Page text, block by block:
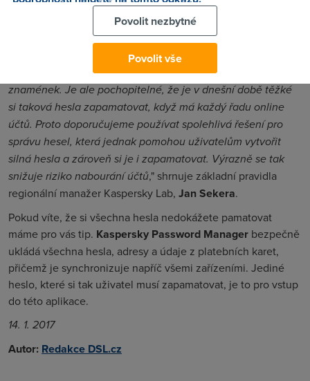
zapisují do diářů nebo notýsků.
Lidé stále dělají zbytečné chyby, co se týče online hesel.
Nejlepší heslo přitom nenajdete ve slovníku. Skládá se totiž
z malých a velkých písmen, čísel a interpunkčních
znamének. Je ale pochopitelné, že je v dnešní době těžké
si taková hesla zapamatovat, když má každý řadu online
účtů. Proto doporučujeme používat spolehlivá řešení pro
správu hesel, která jednak pomohou uživatelům vytvořit
silná hesla a zároveň si je i zapamatovat. Výrazně se tak
snižuje riziko nabourání účtů," shrnuje základní pravidla
regionální manažer Kaspersky Lab, Jan Sekera.
Pokud víte, že si všechna hesla nedokážete pamatovat
máme pro vás tip. Kaspersky Password Manager bezpečně
ukládá všechna hesla, adresy a údaje z platebních karet,
přičemž je synchronizuje napříč všemi zařízeními. Jediné
heslo, které si tak uživatel musí zapamatovat, je to pro vstup
do této aplikace.
14. 1. 2017
Autor: Redakce DSL.cz
Povolit nezbytné
Povolit vše